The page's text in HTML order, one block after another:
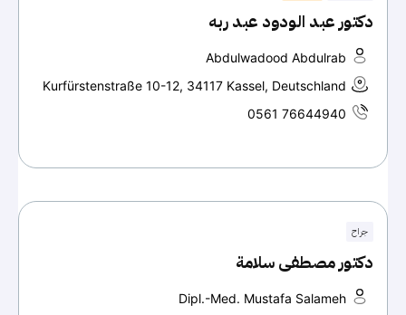
دكتور عبد الودود عبد ربه
Abdulwadood Abdulrab
Kurfürstenstraße 10-12, 34117 Kassel, Deutschland
0561 76644940
جراح
دكتور مصطفى سلامة
Dipl.-Med. Mustafa Salameh